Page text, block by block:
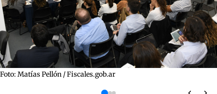
Foto: Matías Pellón / Fiscales.gob.ar